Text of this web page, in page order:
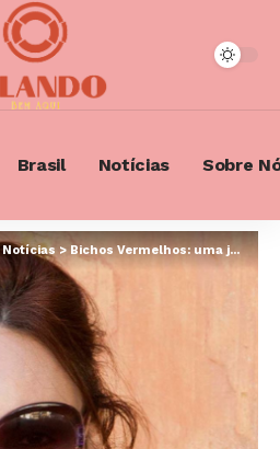
Brasil Notícias Sobre
Notícias> Bichos Vermelhos: uma jornada lúdica pela fauna brasileira em perigo